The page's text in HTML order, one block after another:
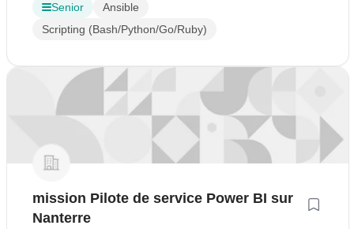
Senior
Ansible
Scripting (Bash/Python/Go/Ruby)
mission Pilote de service Power BI sur
Nanterre